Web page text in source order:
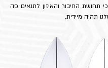
תחושת החיבור והאיזון לתנאים פה
תהיה מיידית.